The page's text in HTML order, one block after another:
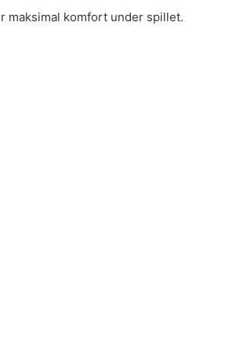
maksimal komfort under spillet.